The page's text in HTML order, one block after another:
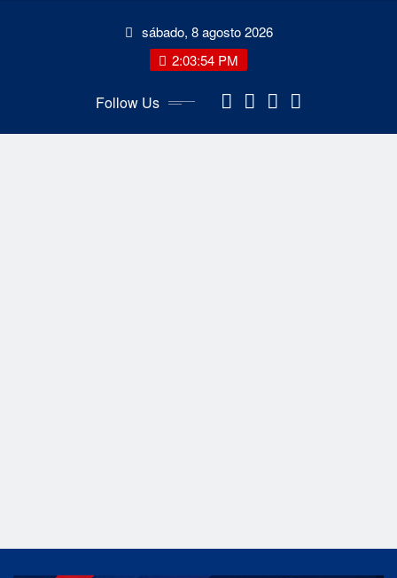
sábado, 8 agosto 2026
2:03:54 PM
Follow Us